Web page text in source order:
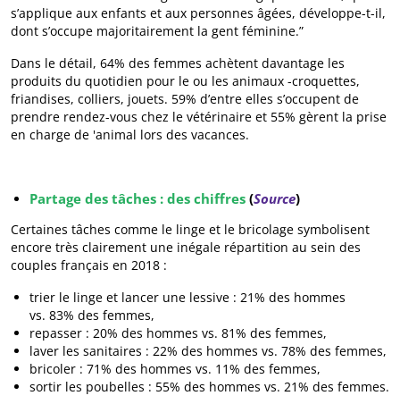
s’applique aux enfants et aux personnes âgées, développe-t-il,
dont s’occupe majoritairement la gent féminine.”
Dans le détail, 64% des femmes achètent davantage les
produits du quotidien pour le ou les animaux -croquettes,
friandises, colliers, jouets. 59% d’entre elles s’occupent de
prendre rendez-vous chez le vétérinaire et 55% gèrent la prise
en charge de 'animal lors des vacances.
Partage des tâches : des chiffres (Source)
Certaines tâches comme le linge et le bricolage symbolisent
encore très clairement une inégale répartition au sein des
couples français en 2018 :
trier le linge et lancer une lessive : 21% des hommes
vs. 83% des femmes,
repasser : 20% des hommes vs. 81% des femmes,
laver les sanitaires : 22% des hommes vs. 78% des femmes,
bricoler : 71% des hommes vs. 11% des femmes,
sortir les poubelles : 55% des hommes vs. 21% des femmes.